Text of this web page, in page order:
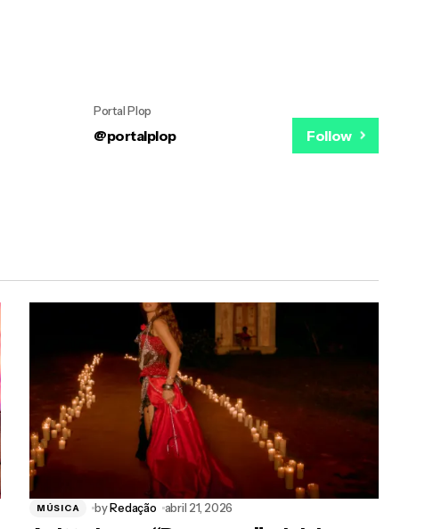
Portal Plop
@portalplop Follow
MÚSICA byRedação abril 21, 2026